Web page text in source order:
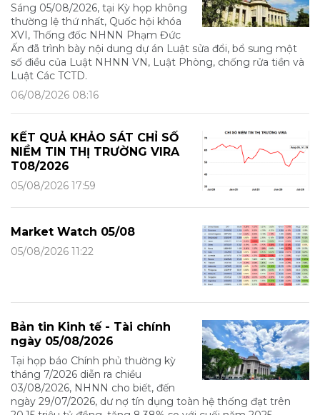
Sáng 05/08/2026, tại Kỳ họp không
thường lệ thứ nhất, Quốc hội khóa
XVI, Thống đốc NHNN Phạm Đức
Ấn đã trình bày nội dung dự án Luật sửa đổi, bổ sung một
số điều của Luật NHNN VN, Luật Phòng, chống rửa tiền và
Luật Các TCTD.
06/08/2026 08:16
KẾT QUẢ KHẢO SÁT CHỈ SỐ
NIỀM TIN THỊ TRƯỜNG VIRA
T08/2026
05/08/2026 17:59
Market Watch 05/08
05/08/2026 11:22
Bản tin Kinh tế - Tài chính
ngày 05/08/2026
Tại họp báo Chính phủ thường kỳ
tháng 7/2026 diễn ra chiều
03/08/2026, NHNN cho biết, đến
ngày 29/07/2026, dư nợ tín dụng toàn hệ thống đạt trên